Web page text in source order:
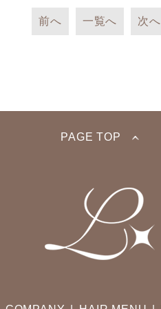
前へ 一覧へ 次へ
PAGE TOP